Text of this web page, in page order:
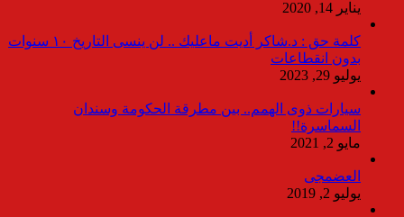
يناير 14, 2020
كلمة حق : د.شاكر أديت ماعليك .. لن ينسى التاريخ ١٠ سنوات
بدون انقطاعات
يوليو 29, 2023
سيارات ذوى الهمم.. بين مطرقة الحكومة وسندان
السماسرة!!
مايو 2, 2021
العضمجى
يوليو 2, 2019